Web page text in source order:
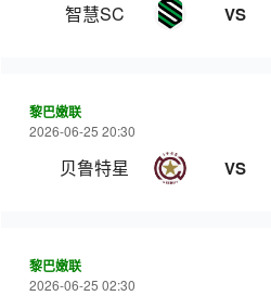
智慧SC VS
黎巴嫩联
2026-06-25 20:30
贝鲁特星 VS
黎巴嫩联
2026-06-25 02:30